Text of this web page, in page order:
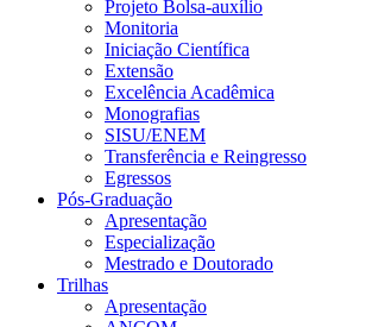
Projeto Bolsa-auxílio
Monitoria
Iniciação Científica
Extensão
Excelência Acadêmica
Monografias
SISU/ENEM
Transferência e Reingresso
Egressos
Pós-Graduação
Apresentação
Especialização
Mestrado e Doutorado
Trilhas
Apresentação